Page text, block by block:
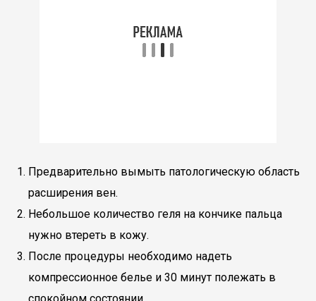
Предварительно вымыть патологическую область
расширения вен.
Небольшое количество геля на кончике пальца
нужно втереть в кожу.
После процедуры необходимо надеть
компрессионное белье и 30 минут полежать в